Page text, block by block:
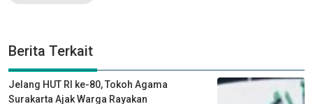
Berita Terkait
Jelang HUT RI ke-80, Tokoh Agama
Surakarta Ajak Warga Rayakan